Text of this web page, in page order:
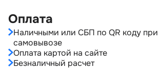
Оплата
Наличными или СБП по QR коду при
самовывозе
Оплата картой на сайте
Безналичный расчет